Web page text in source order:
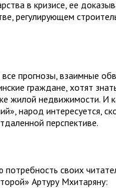
в кризисе, ее
регулирующем
прогнозы, взаимные
граждане, хотят
жилой недвижимости. И
народ интересуется,
перспективе.
своих
Артуру Мхитаряну: